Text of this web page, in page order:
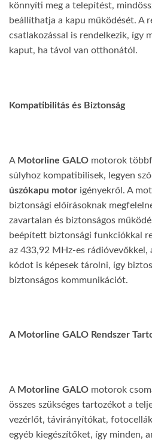
könnyíti meg a telepítést,
beállíthatja a kapu működését. A
csatlakozással is rendelkezik, így
kaput, ha távol van otthonától.
Kompatibilitás és Biztonság
A Motorline GALO motorok
súlyhoz kompatibilisek, legyen szó
úszókapu motor igényekről. A
biztonsági előírásoknak
zavartalan és biztonságos
beépített biztonsági funkciókkal
az 433,92 MHz-es rádióvevőkkel,
kódot is képesek tárolni, így
biztonságos kommunikációt.
A Motorline GALO Rendszer
A Motorline GALO motorok
összes szükséges tartozékot a
vezérlőt, távirányítókat,
egyéb kiegészítőket, így minden,